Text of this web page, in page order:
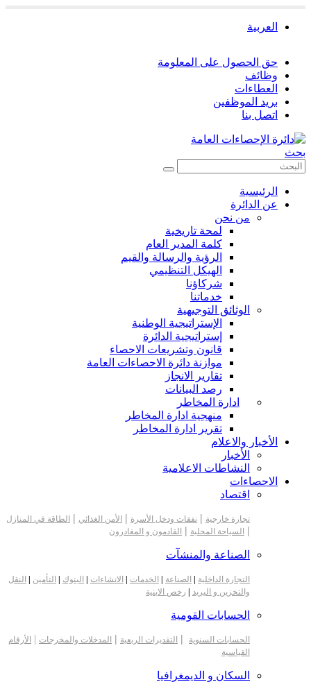
العربية
حق الحصول على المعلومة
وظائف
العطاءات
بريد الموظفين
اتصل بنا
بحث
الرئيسية
عن الدائرة
من نحن
لمحة تاريخية
كلمة المدير العام
الرؤية والرسالة والقيم
الهيكل التنظيمي
شركاؤنا
خدماتنا
الوثائق التوجيهية
الإستراتيجية الوطنية
إستراتيجية الدائرة
قانون وتشريعات الاحصاء
موازنة دائرة الاحصاءات العامة
تقارير الانجاز
رصد البيانات
ادارة المخاطر
منهجية ادارة المخاطر
تقرير ادارة المخاطر
الأخبار والاعلام
الأخبار
النشاطات الاعلامية
الاحصاءات
اقتصاد
تجارة خارجية | نفقات ودخل الأسرة | الأمن الغذائي | الطاقة في المنازل
| السياحة المحلية | القادمون و المغادرون
الصناعة والمنشآت
التجارة الداخلية الصناعة الخدمات الانشاءات البنوك التأمين
النقل
والتخزين و البريد
رخص الابنية
الحسابات القومية
الحسابات السنوية | التقديرات الربعية | المدخلات والمخرجات |
الأرقام
القياسية
السكان و الديمغرافيا